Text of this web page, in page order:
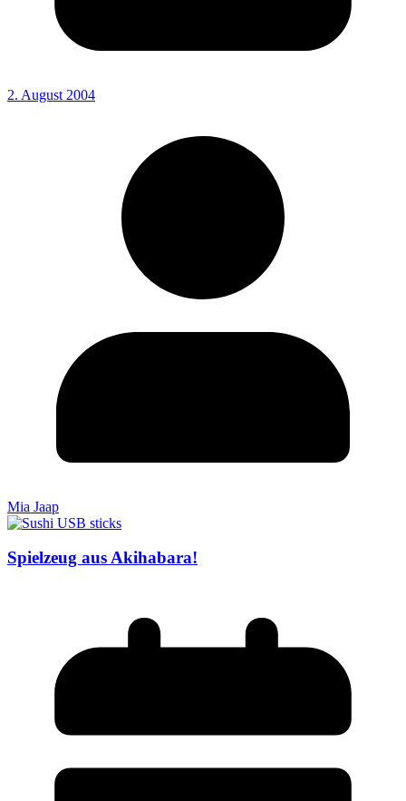
2. August 2004
Mia Jaap
Spielzeug aus Akihabara!